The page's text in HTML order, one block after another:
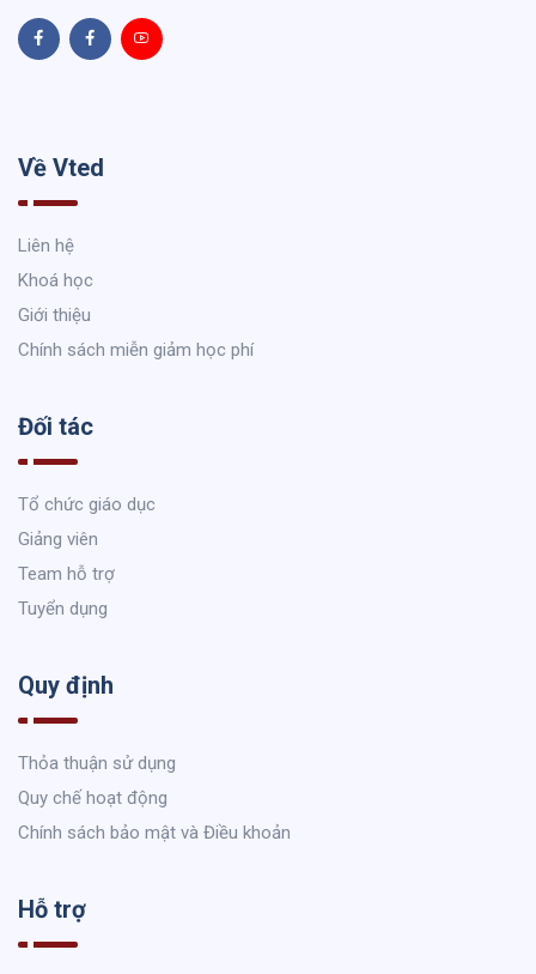
Về Vted
Liên hệ
Khoá học
Giới thiệu
Chính sách miễn giảm học phí
Đối tác
Tổ chức giáo dục
Giảng viên
Team hỗ trợ
Tuyển dụng
Quy định
Thỏa thuận sử dụng
Quy chế hoạt động
Chính sách bảo mật và Điều khoản
Hỗ trợ